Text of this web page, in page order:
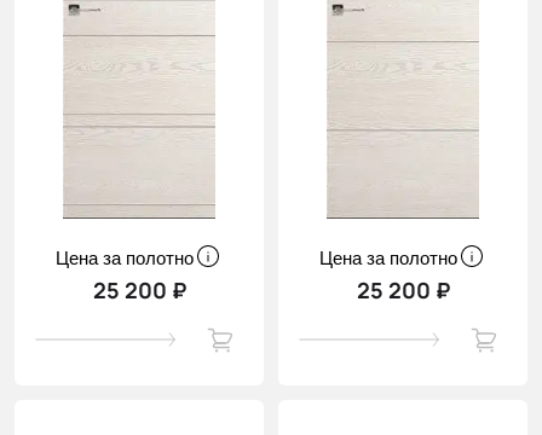
Цена за полотно
25 200 ₽
Цена за полотно
25 200 ₽